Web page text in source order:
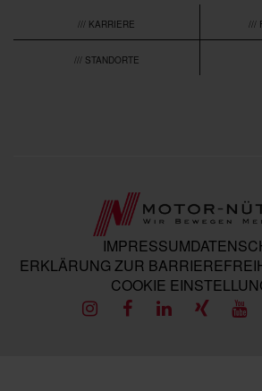
/// KARRIERE ///
/// STANDORTE
IMPRESSUM
ERKLÄRUNG ZUR
COOKIE